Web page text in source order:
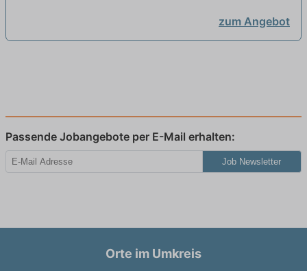
zum Angebot
Passende Jobangebote per E-Mail erhalten:
Job Newsletter
Orte im Umkreis